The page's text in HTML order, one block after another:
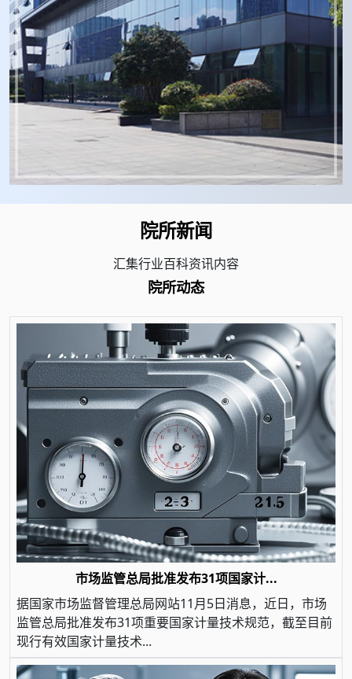
院所新闻
汇集行业百科资讯内容
院所动态
市场监管总局批准发布31项国家计...
据国家市场监督管理总局网站11月5日消息，近日，市场
监管总局批准发布31项重要国家计量技术规范，截至目前
现行有效国家计量技术...